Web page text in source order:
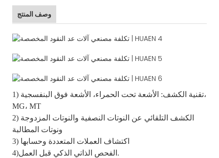
وصف المنتج
1) تقنية الكشف: الأشعة تحت الحمراء، الأشعة فوق البنفسجية،
MG، MT
2) الكشف التلقائي عن النوتات النصفية والنوتات المزدوجة
ونوتات المطالبة
3) اكتشاف العملات المتعددة وحسابها
4)الفحص الذاتي الذكي قبل العمل.